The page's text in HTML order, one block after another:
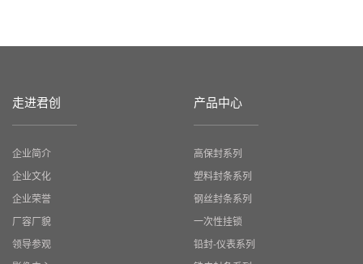
走进君创
企业简介
企业文化
企业荣誉
厂容厂貌
领导参观
产品中心
高保封系列
塑料封条系列
钢丝封条系列
一次性挂锁
铅封-仪表系列